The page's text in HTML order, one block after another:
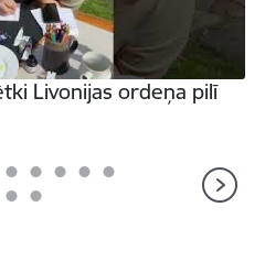
Livonijas ordeņa pilī